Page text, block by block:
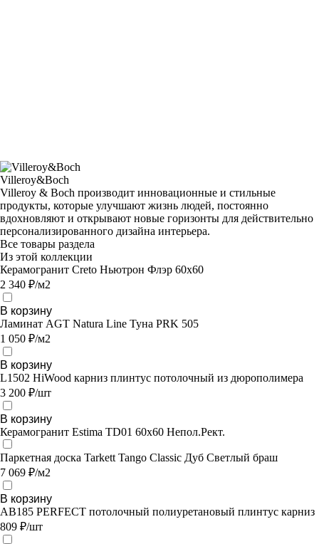
Villeroy&Boch
Villeroy & Boch производит инновационные и стильные
продукты, которые улучшают жизнь людей, постоянно
вдохновляют и открывают новые горизонты для действительно
персонализированного дизайна интерьера.
Все товары раздела
Из этой коллекции
Керамогранит Creto Ньютрон Флэр 60х60
2 340 ₽/м2
В корзину
Ламинат AGT Natura Line Туна PRK 505
1 050 ₽/м2
В корзину
L1502 HiWood карниз плинтус потолочный из дюрополимера
3 200 ₽/шт
В корзину
Керамогранит Estima TD01 60x60 Непол.Рект.
Паркетная доска Tarkett Tango Classic Дуб Светлый браш
7 069 ₽/м2
В корзину
AB185 PERFECT потолочный полиуретановый плинтус карниз
809 ₽/шт